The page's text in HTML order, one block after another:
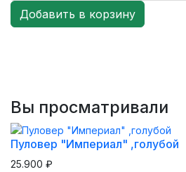
Вы просматривали
Пуловер "Империал" ,голубой
25.900 ₽